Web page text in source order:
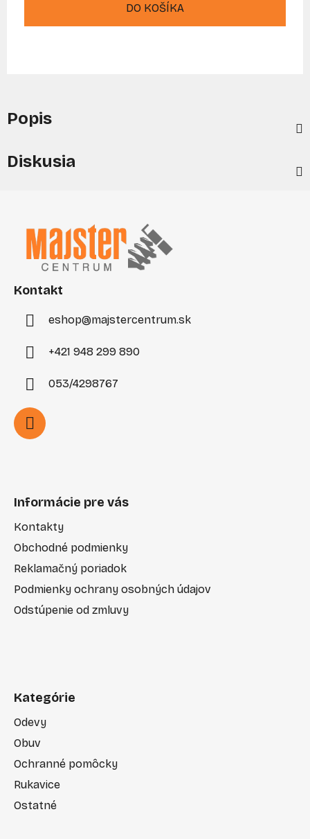
DO KOŠÍKA
Popis
Diskusia
Kontakt
eshop@majstercentrum.sk
+421 948 299 890
053/4298767
Informácie pre vás
Kontakty
Obchodné podmienky
Reklamačný poriadok
Podmienky ochrany osobných údajov
Odstúpenie od zmluvy
Kategórie
Odevy
Obuv
Ochranné pomôcky
Rukavice
Ostatné